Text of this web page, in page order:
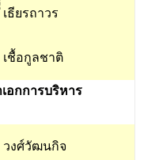
เธียรถาวร
เชื้อกูลชาติ
อกการบริหาร
วงศ์วัฒนกิจ